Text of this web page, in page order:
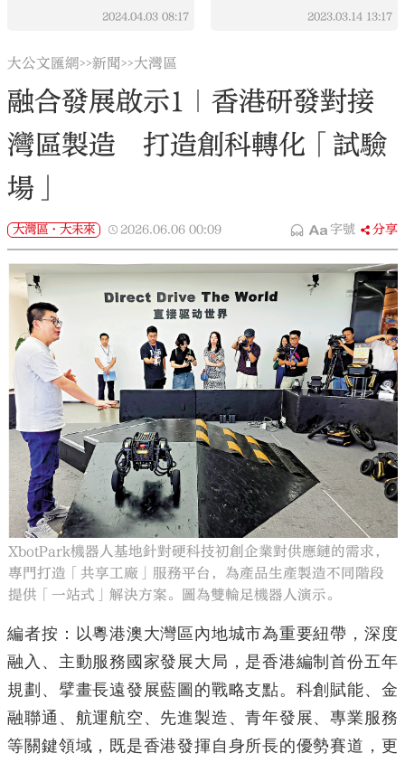
2024.04.03 08:17 2023.03.14 13:17
大公文匯網>>新聞>>大灣區
融合發展啟示1｜香港研發對接
灣區製造 打造創科轉化「試驗
場」
大灣區·大未來 2026.06.06 00:09 字號 分享
XbotPark機器人基地針對硬科技初創企業對供應鏈的需求，
專門打造「共享工廠」服務平台，為產品生產製造不同階段
提供「一站式」解決方案。圖為雙輪足機器人演示。
編者按：以粵港澳大灣區內地城市為重要紐帶，深度
融入、主動服務國家發展大局，是香港編制首份五年
規劃、擘畫長遠發展藍圖的戰略支點。科創賦能、金
融聯通、航運航空、先進製造、青年發展、專業服務
等關鍵領域，既是香港發揮自身所長的優勢賽道，更